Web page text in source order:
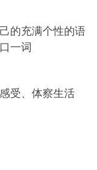
的充满个性的语
一词
受、体察生活